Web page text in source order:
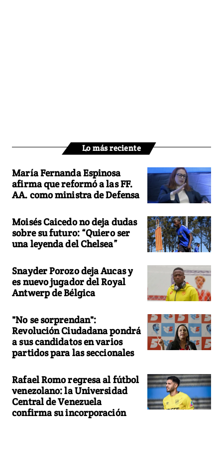
Lo más reciente
María Fernanda Espinosa
afirma que reformó a las FF.
AA. como ministra de Defensa
Moisés Caicedo no deja dudas
sobre su futuro: “Quiero ser
una leyenda del Chelsea”
Snayder Porozo deja Aucas y
es nuevo jugador del Royal
Antwerp de Bélgica
"No se sorprendan":
Revolución Ciudadana pondrá
a sus candidatos en varios
partidos para las seccionales
Rafael Romo regresa al fútbol
venezolano: la Universidad
Central de Venezuela
confirma su incorporación